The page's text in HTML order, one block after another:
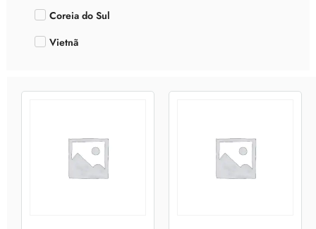
Coreia do Sul
Vietnã